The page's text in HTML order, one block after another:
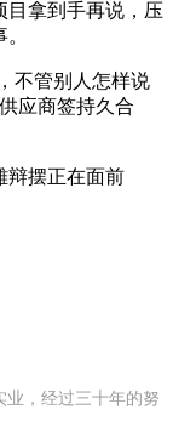
目拿到手再说，压
不管别人怎样说
应商签持久合
摆正在面前
业，经过三十年的努